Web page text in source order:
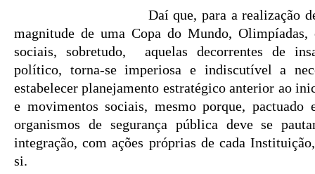
Daí que, para a realização de
magnitude de uma Copa do Mundo, Olimpíadas,
sociais, sobretudo, aquelas decorrentes de
político, torna-se imperiosa e indiscutível a
estabelecer planejamento estratégico anterior ao
e movimentos sociais, mesmo porque, pactuado
organismos de segurança pública deve se
integração, com ações próprias de cada
si.